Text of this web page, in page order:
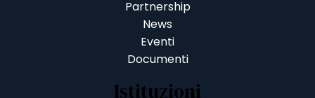
Partnership
News
Eventi
Documenti
Istituzioni